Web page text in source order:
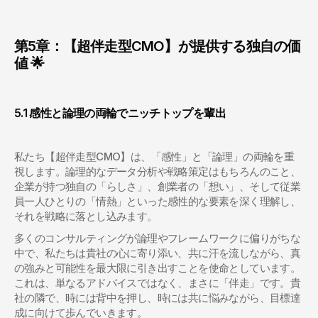
第5章：【超伴走型CMO】が提供する独自の価
値 🌟
5.1 感性と論理の両輪でニッチトップを輩出
私たち【超伴走型CMO】は、「感性」と「論理」の両輪を重
視します。論理的なデータ分析や戦略策定はもちろんのこと、
企業が持つ独自の「らしさ」、創業者の「想い」、そして従業
員一人ひとりの「情熱」といった感性的な要素を深く理解し、
それを戦略に落とし込みます。
多くのコンサルティングが論理やフレームワークに偏りがちな
中で、私たちは貴社の心に寄り添い、共に汗を流しながら、真
の強みと可能性を最大限に引き出すことを使命としています。
これは、単なるアドバイスではなく、まさに「伴走」です。貴
社の隣で、時には背中を押し、時には共に悩みながら、目標達
成に向けて歩んでいきます。